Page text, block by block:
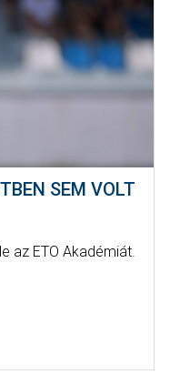
SEM VOLT
az ETO Akadémiát.